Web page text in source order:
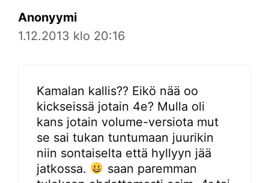
Anonyymi
1.12.2013 klo 20:16
Kamalan kallis?? Eikö nää oo
kickseissä jotain 4e? Mulla oli
kans jotain volume-versiota mut
se sai tukan tuntumaan juurikin
niin sontaiselta että hyllyyn jää
jatkossa.
saan paremman